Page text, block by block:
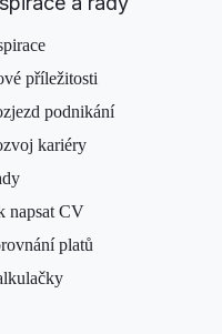
příležitosti
podnikání
kariéry
napsat CV
platů